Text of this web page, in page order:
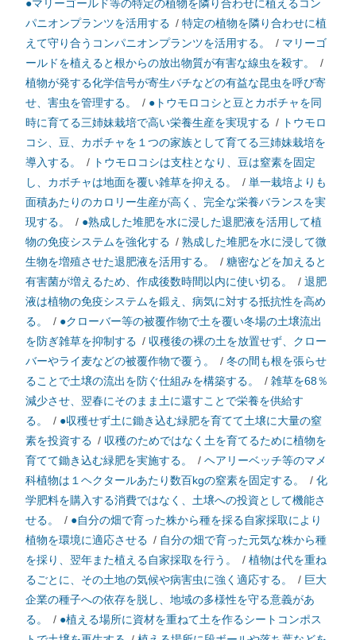
●マリーゴールド等の特定の植物を隣り合わせに植えるコン
パニオンプランツを活用する / 特定の植物を隣り合わせに植
えて守り合うコンパニオンプランツを活用する。
/ マリーゴ
ールドを植えると根からの放出物質が有害な線虫を殺す。
/
植物が発する化学信号が寄生バチなどの有益な昆虫を呼び寄
せ、害虫を管理する。
/ ●トウモロコシと豆とカボチャを同
時に育てる三姉妹栽培で高い栄養生産を実現する / トウモロ
コシ、豆、カボチャを１つの家族として育てる三姉妹栽培を
導入する。
/ トウモロコシは支柱となり、豆は窒素を固定
し、カボチャは地面を覆い雑草を抑える。
/ 単一栽培よりも
面積あたりのカロリー生産が高く、完全な栄養バランスを実
現する。
/ ●熟成した堆肥を水に浸した退肥液を活用して植
物の免疫システムを強化する / 熟成した堆肥を水に浸して微
生物を増殖させた退肥液を活用する。
/ 糖密などを加えると
有害菌が増えるため、作成後数時間以内に使い切る。
/ 退肥
液は植物の免疫システムを鍛え、病気に対する抵抗性を高め
る。
/ ●クローバー等の被覆作物で土を覆い冬場の土壌流出
を防ぎ雑草を抑制する / 収穫後の裸の土を放置せず、クロー
バーやライ麦などの被覆作物で覆う。
/ 冬の間も根を張らせ
ることで土壌の流出を防ぐ仕組みを構築する。
/ 雑草を68％
減少させ、翌春にそのまま土に還すことで栄養を供給す
る。
/ ●収穫せず土に鋤き込む緑肥を育てて土壌に大量の窒
素を投資する / 収穫のためではなく土を育てるために植物を
育てて鋤き込む緑肥を実施する。
/ ヘアリーベッチ等のマメ
科植物は１ヘクタールあたり数百kgの窒素を固定する。
/ 化
学肥料を購入する消費ではなく、土壌への投資として機能さ
せる。
/ ●自分の畑で育った株から種を採る自家採取により
植物を環境に適応させる / 自分の畑で育った元気な株から種
を採り、翌年また植える自家採取を行う。
/ 植物は代を重ね
るごとに、その土地の気候や病害虫に強く適応する。
/ 巨大
企業の種子への依存を脱し、地域の多様性を守る意義があ
る。
/ ●植える場所に資材を重ねて土を作るシートコンポス